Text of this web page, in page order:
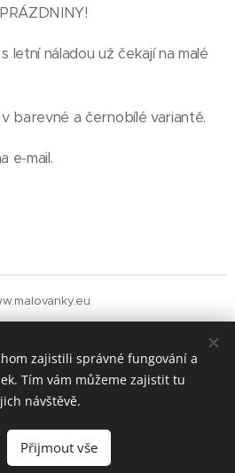
letní náladou už čekají na malé
barevné a černobílé variantě.
e-mail.
Do košíku
Cookies
Měna
Kč
EUR €
zajistili správné fungování a
Tím vám můžeme zajistit tu
návštěvě.
Přijmout vše